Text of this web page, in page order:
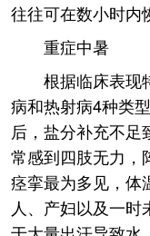
往往可在数小时内
重症中暑
根据临床表现
病和热射病4种类
后，盐分补充不足
常感到四肢无力，
痉挛最为多见，体
人、产妇以及一